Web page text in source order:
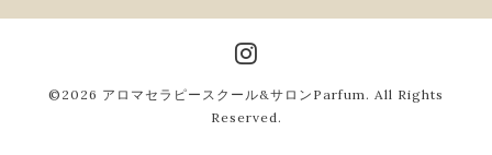
©2026 アロマセラピースクール&サロンParfum . All Rights
Reserved.